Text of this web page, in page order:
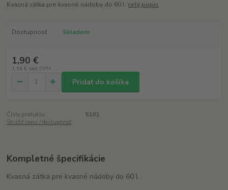
Kvasná zátka pre kvasné nádoby do 60 l. celý popis
Dostupnosť Skladom
1,90 €
1,54 € bez DPH
Pridať do košíka
Číslo produktu:
5101
Strážiť cenu / dostupnosť
Kompletné špecifikácie
Kvasná zátka pre kvasné nádoby do 60 l.